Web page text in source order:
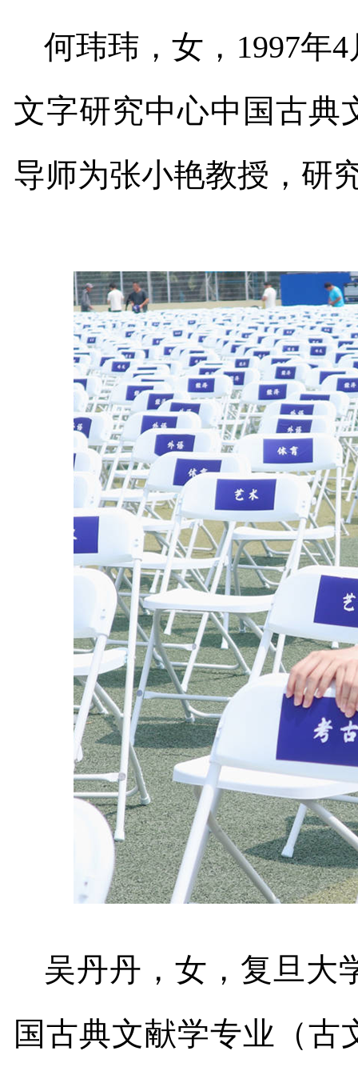
何玮玮，女， 1997年4
文字研究中心中国古典
导师为张小艳教授，研
吴丹丹，女，复旦大
国古典文献学专业（古